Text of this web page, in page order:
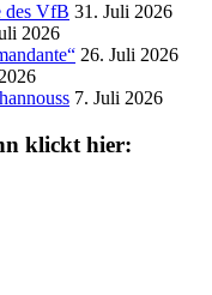
des VfB 31. Juli 2026
2026
26. Juli 2026
7. Juli 2026
klickt hier: